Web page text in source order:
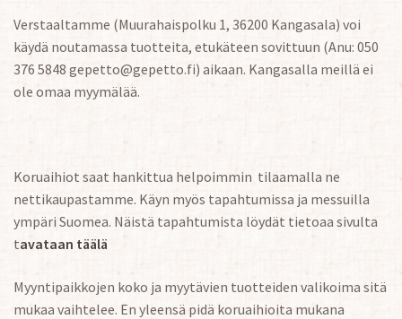
Verstaaltamme (Muurahaispolku 1, 36200 Kangasala) voi
käydä noutamassa tuotteita, etukäteen sovittuun (Anu: 050
376 5848 gepetto@gepetto.fi) aikaan. Kangasalla meillä ei
ole omaa myymälää.
Koruaihiot saat hankittua helpoimmin tilaamalla ne
nettikaupastamme. Käyn myös tapahtumissa ja messuilla
ympäri Suomea. Näistä tapahtumista löydät tietoaa sivulta
tavataan täälä
Myyntipaikkojen koko ja myytävien tuotteiden valikoima sitä
mukaa vaihtelee. En yleensä pidä koruaihioita mukana